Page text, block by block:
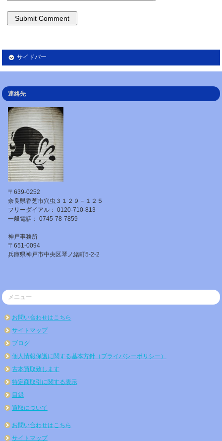
サイドバー
連絡先
〒639-0252
奈良県香芝市穴虫３１２９－１２５
フリーダイアル： 0120-710-813
一般電話： 0745-78-7859
神戸事務所
〒651-0094
兵庫県神戸市中央区琴ノ緒町5-2-2
メニュー
お問い合わせはこちら
サイトマップ
ブログ
個人情報保護に関する基本方針（プライバシーポリシー）
古本買取致します
特定商取引に関する表示
目録
買取について
お問い合わせはこちら
サイトマップ